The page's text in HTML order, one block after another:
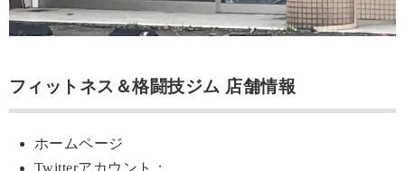
フィットネス＆格闘技ジム 店舗情報
ホームページ